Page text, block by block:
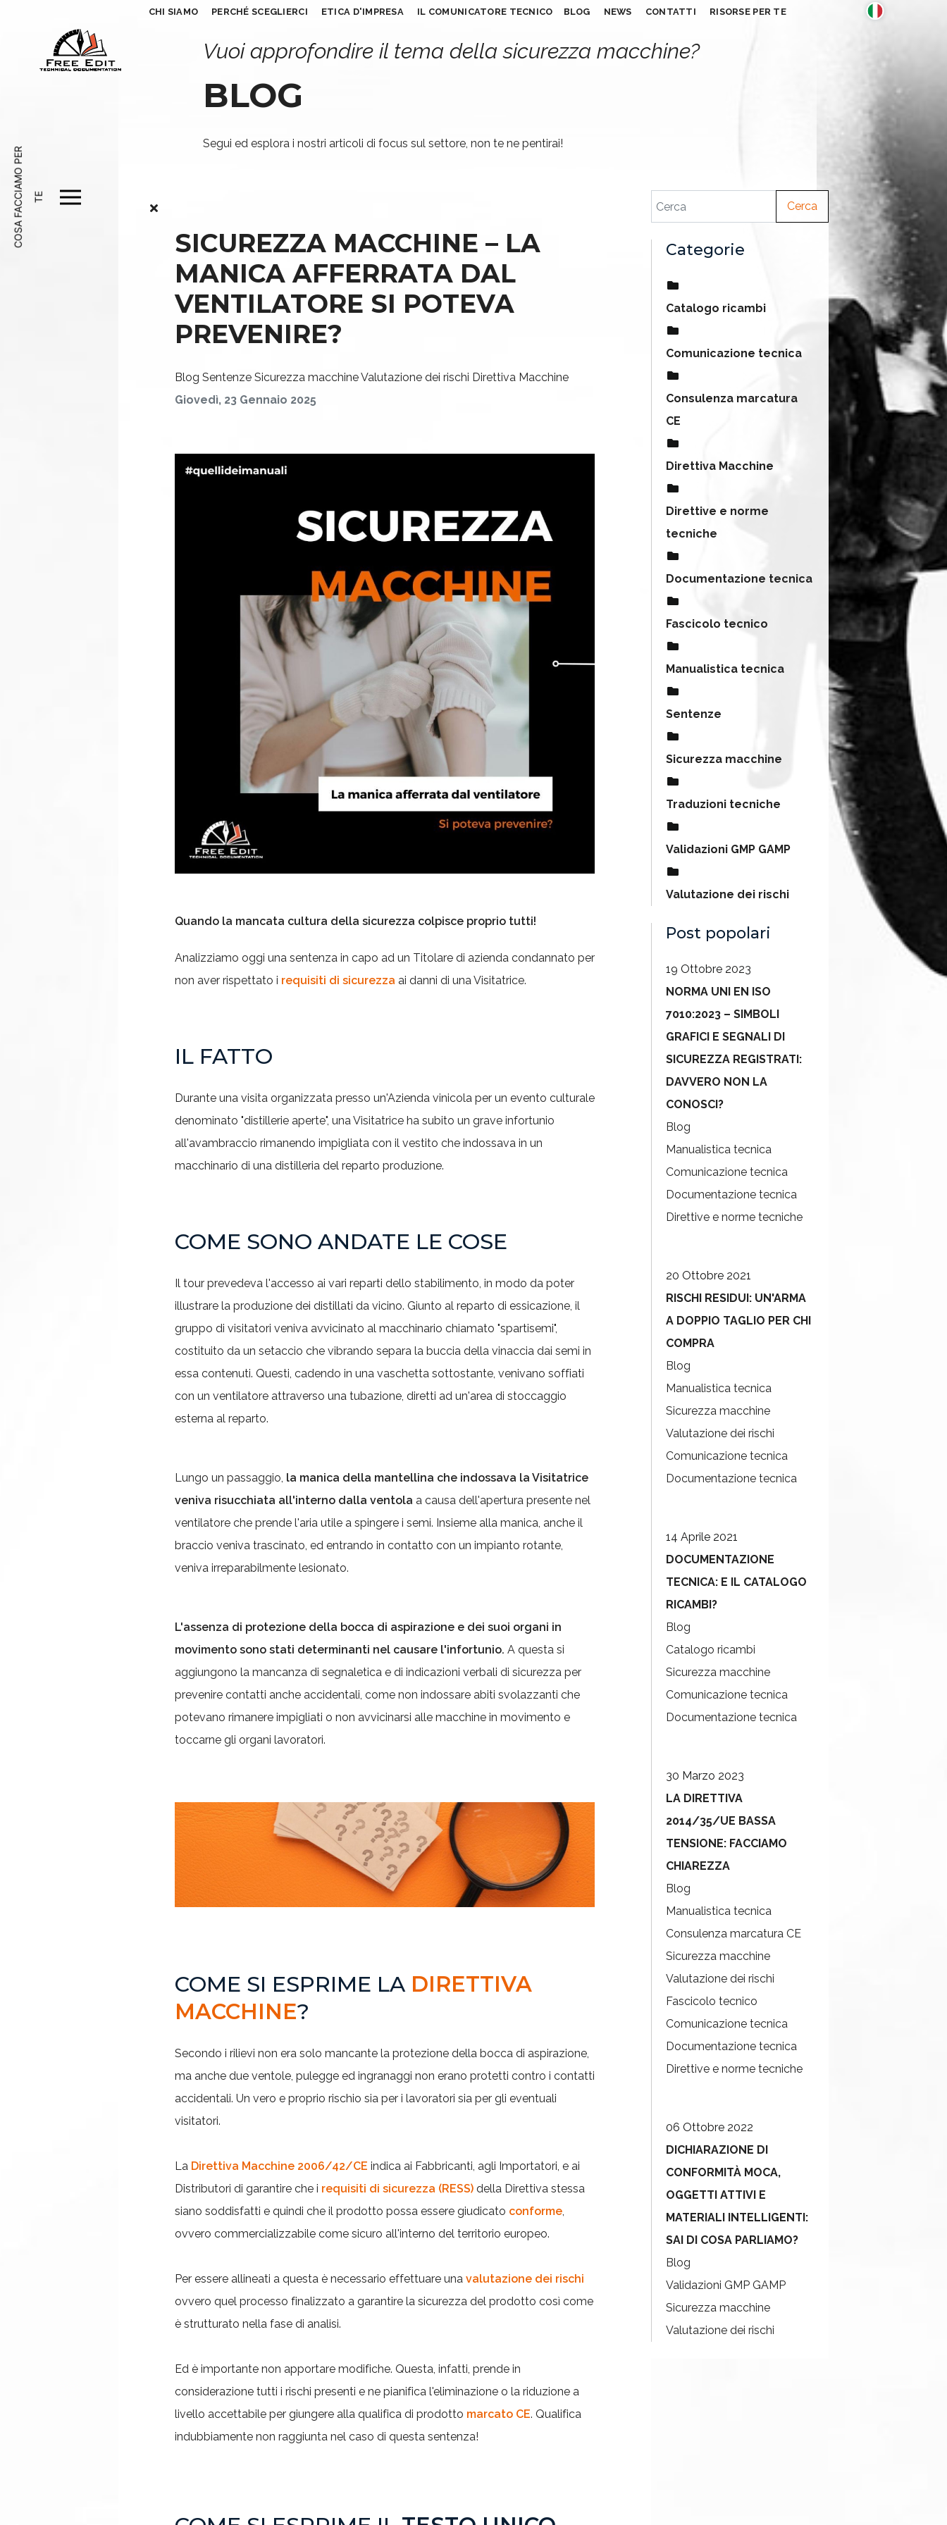
CHI SIAMO PERCHÉ SCEGLIERCI ETICA D'IMPRESA IL COMUNICATORE TECNICO BLOG NEWS CONTATTI RISORSE PER TE
C
O
S
A
F
A
C C
I
A
M
O
P
E
R
T E
Vuoi approfondire il tema della sicurezza macchine?
BLOG
Segui ed esplora i nostri articoli di focus sul settore, non te ne pentirai!
SICUREZZA MACCHINE – LA
MANICA AFFERRATA DAL
VENTILATORE SI POTEVA
PREVENIRE?
Blog Sentenze Sicurezza macchineValutazione dei rischi Direttiva Macchine
Giovedì, 23 Gennaio 2025
Quando la mancata cultura della sicurezza colpisce proprio tutti!
Analizziamo oggi una sentenza in capo ad un Titolare di azienda condannato per
non aver rispettato i requisiti di sicurezza ai danni di una Visitatrice.
IL FATTO
Durante una visita organizzata presso un'Azienda vinicola per un evento culturale
denominato "distillerie aperte", una Visitatrice ha subito un grave infortunio
all'avambraccio rimanendo impigliata con il vestito che indossava in un
macchinario di una distilleria del reparto produzione.
COME SONO ANDATE LE COSE
Il tour prevedeva l'accesso ai vari reparti dello stabilimento, in modo da poter
illustrare la produzione dei distillati da vicino. Giunto al reparto di essicazione, il
gruppo di visitatori veniva avvicinato al macchinario chiamato "spartisemi",
costituito da un setaccio che vibrando separa la buccia della vinaccia dai semi in
essa contenuti. Questi, cadendo in una vaschetta sottostante, venivano soffiati
con un ventilatore attraverso una tubazione, diretti ad un'area di stoccaggio
esterna al reparto.
Lungo un passaggio, la manica della mantellina che indossava la Visitatrice
veniva risucchiata all'interno dalla ventola a causa dell'apertura presente nel
ventilatore che prende l'aria utile a spingere i semi. Insieme alla manica, anche il
braccio veniva trascinato, ed entrando in contatto con un impianto rotante,
veniva irreparabilmente lesionato.
L'assenza di protezione della bocca di aspirazione e dei suoi organi in
movimento sono stati determinanti nel causare l'infortunio. A questa si
aggiungono la mancanza di segnaletica e di indicazioni verbali di sicurezza per
prevenire contatti anche accidentali, come non indossare abiti svolazzanti che
potevano rimanere impigliati o non avvicinarsi alle macchine in movimento e
toccarne gli organi lavoratori.
COME SI ESPRIME LA DIRETTIVA
MACCHINE?
Secondo i rilievi non era solo mancante la protezione della bocca di aspirazione,
ma anche due ventole, pulegge ed ingranaggi non erano protetti contro i contatti
accidentali. Un vero e proprio rischio sia per i lavoratori sia per gli eventuali
visitatori.
La Direttiva Macchine 2006/42/CE indica ai Fabbricanti, agli Importatori, e ai
Distributori di garantire che i requisiti di sicurezza (RESS) della Direttiva stessa
siano soddisfatti e quindi che il prodotto possa essere giudicato conforme,
ovvero commercializzabile come sicuro all'interno del territorio europeo.
Per essere allineati a questa è necessario effettuare una valutazione dei rischi
ovvero quel processo finalizzato a garantire la sicurezza del prodotto così come
è strutturato nella fase di analisi.
Ed è importante non apportare modifiche. Questa, infatti, prende in
considerazione tutti i rischi presenti e ne pianifica l'eliminazione o la riduzione a
livello accettabile per giungere alla qualifica di prodotto marcato CE. Qualifica
indubbiamente non raggiunta nel caso di questa sentenza!
Cerca
Categorie
Catalogo ricambi
Comunicazione tecnica
Consulenza marcatura
CE
Direttiva Macchine
Direttive e norme
tecniche
Documentazione tecnica
Fascicolo tecnico
Manualistica tecnica
Sentenze
Sicurezza macchine
Traduzioni tecniche
Validazioni GMP GAMP
Valutazione dei rischi
Post popolari
19 Ottobre 2023
NORMA UNI EN ISO
7010:2023 – SIMBOLI
GRAFICI E SEGNALI DI
SICUREZZA REGISTRATI:
DAVVERO NON LA
CONOSCI?
Blog
Manualistica tecnica
Comunicazione tecnica
Documentazione tecnica
Direttive e norme tecniche
20 Ottobre 2021
RISCHI RESIDUI: UN'ARMA
A DOPPIO TAGLIO PER CHI
COMPRA
Blog
Manualistica tecnica
Sicurezza macchine
Valutazione dei rischi
Comunicazione tecnica
Documentazione tecnica
14 Aprile 2021
DOCUMENTAZIONE
TECNICA: E IL CATALOGO
RICAMBI?
Blog
Catalogo ricambi
Sicurezza macchine
Comunicazione tecnica
Documentazione tecnica
30 Marzo 2023
LA DIRETTIVA
2014/35/UE BASSA
TENSIONE: FACCIAMO
CHIAREZZA
Blog
Manualistica tecnica
Consulenza marcatura CE
Sicurezza macchine
Valutazione dei rischi
Fascicolo tecnico
Comunicazione tecnica
Documentazione tecnica
Direttive e norme tecniche
06 Ottobre 2022
DICHIARAZIONE DI
CONFORMITÀ MOCA,
OGGETTI ATTIVI E
MATERIALI INTELLIGENTI:
SAI DI COSA PARLIAMO?
Blog
Validazioni GMP GAMP
Sicurezza macchine
Valutazione dei rischi